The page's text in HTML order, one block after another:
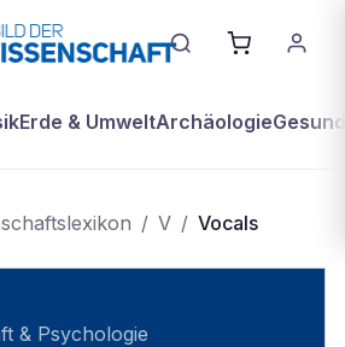
Erde & UmweltArchäologie
/ V / Vocals
& Psychologie